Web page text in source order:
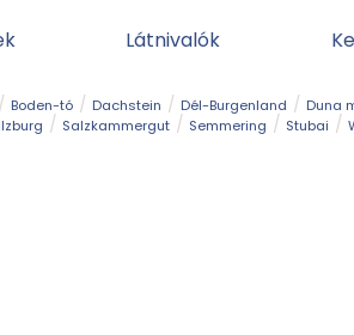
Látnivalók
Boden-tó Dachstein Dél-Burgenland Duna
Salzkammergut Semmering Stubai